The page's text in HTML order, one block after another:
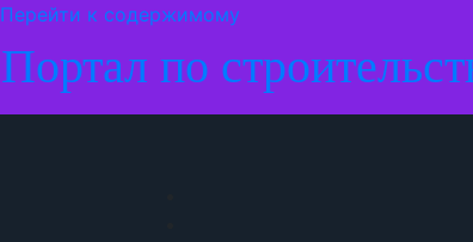
Перейти к содержимому
Портал по